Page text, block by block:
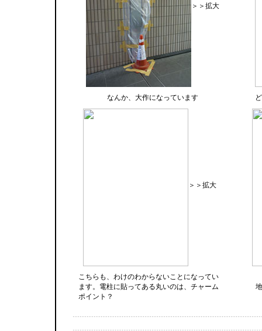
＞＞拡大
なんか、大作になっています
＞＞拡大
こちらも、わけのわからないことになってい
ます。電柱に貼ってある丸いのは、チャーム
ポイント？